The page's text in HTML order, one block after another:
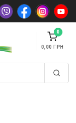
0
0,00